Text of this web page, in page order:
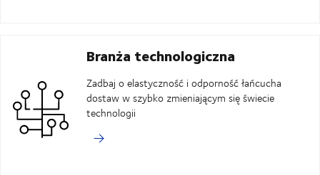
Branża technologiczna
Zadbaj o elastyczność i odporność łańcucha
dostaw w szybko zmieniającym się świecie
technologii